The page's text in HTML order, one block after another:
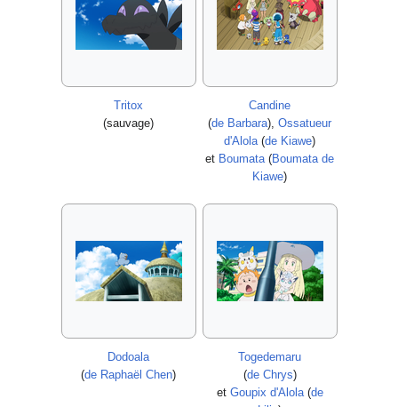
Tritox
(sauvage)
Candine
(de Barbara), Ossatueur
d'Alola (de Kiawe)
et Boumata (Boumata de
Kiawe)
Dodoala
(de Raphaël Chen)
Togedemaru
(de Chrys)
et Goupix d'Alola(de